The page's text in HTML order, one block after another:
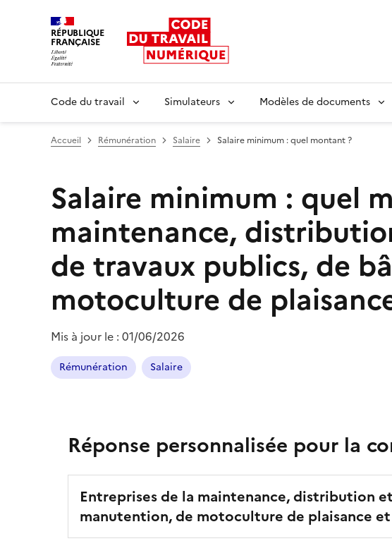
RÉPUBLIQUE
FRANÇAISE
Code du travail Simulateurs Modèles de documents
Accueil Rémunération Salaire Salaire minimum : quel montant ?
Salaire minimum : quel
maintenance,
de travaux publics, de
motoculture de
Mis à jour le : 01/06/2026
Rémunération Salaire
Réponse personnalisée pour la
Entreprises de la maintenance, distribution
manutention, de motoculture de plaisance